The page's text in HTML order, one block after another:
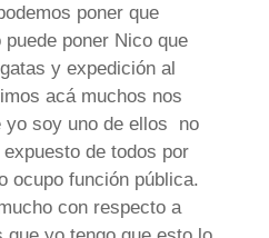
poner que
poner Nico que
y expedición al
acá muchos nos
yo soy uno de ellos no
de todos por
ocupo función pública.
con respecto a